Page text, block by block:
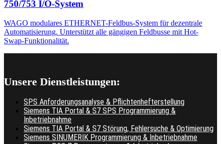
750/753 I/O-System
WAGO modulares ETHERNET-Feldbus-System für dezentrale
Automatisierung. Unterstützt alle gängigen Feldbusse mit Hot-
Swap-Funktionalität.
Unsere Dienstleistungen:
SPS Anforderungsanalyse & Pflichtenhefterstellung
Siemens TIA Portal & S7 SPS Programmierung &
Inbetriebnahme
Siemens TIA Portal & S7 Störung, Fehlersuche & Optimierung
Siemens SINUMERIK Programmierung & Inbetriebnahme